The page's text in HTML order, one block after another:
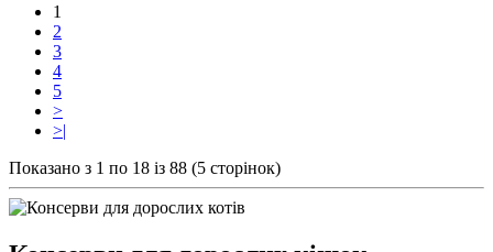
1
2
3
4
5
>
>|
Показано з 1 по 18 із 88 (5 сторінок)